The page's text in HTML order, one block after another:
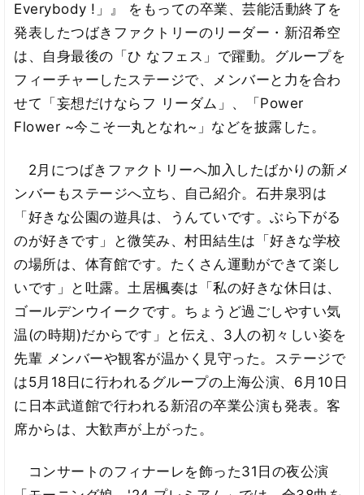
Everybody !」』 をもっての卒業、芸能活動終了を
発表したつばきファクトリーのリーダー・新沼希空
は、自身最後の「ひ なフェス」で躍動。グループを
フィーチャーしたステージで、メンバーと力を合わ
せて「妄想だけならフ リーダム」、「Power
Flower ~今こそ一丸となれ~」などを披露した。
2月につばきファクトリーへ加入したばかりの新メ
ンバーもステージへ立ち、自己紹介。石井泉羽は
「好きな公園の遊具は、うんていです。ぶら下がる
のが好きです」と微笑み、村田結生は「好きな学校
の場所は、体育館です。たくさん運動ができて楽し
いです」と吐露。土居楓奏は「私の好きな休日は、
ゴールデンウイークです。ちょうど過ごしやすい気
温(の時期)だからです」と伝え、3人の初々しい姿を
先輩 メンバーや観客が温かく見守った。ステージで
は5月18日に行われるグループの上海公演、6月10日
に日本武道館で行われる新沼の卒業公演も発表。客
席からは、大歓声が上がった。
コンサートのフィナーレを飾った31日の夜公演